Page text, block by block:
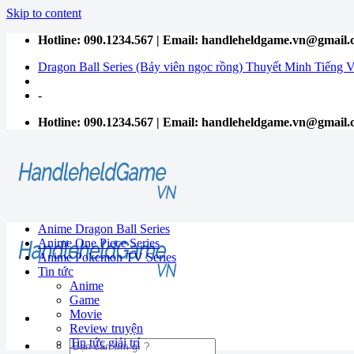
Skip to content
Hotline: 090.1234.567 | Email:
Dragon Ball Series (Bảy viên ngọc rồng) Thuyết Minh Tiếng
-
Hotline: 090.1234.567 | Email:
Anime Dragon Ball Series
Anime One Piece Series
Anime Pokemon TV Series
Tin tức
Anime
Game
Movie
Review truyện
Tin tức giải trí